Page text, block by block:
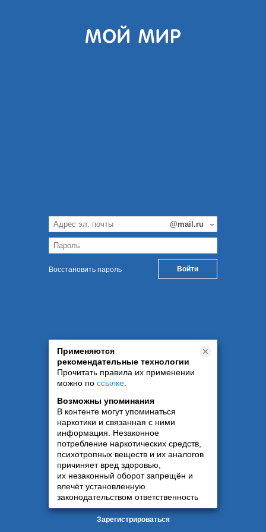
Восстановить пароль
Применяются
рекомендательные технологии
Прочитать правила их применении
можно по ссылке
Возможны упоминания
В контенте могут упоминаться
наркотики и связанная с ними
информация. Незаконное
потребление наркотических средств,
психотропных веществ и их аналогов
причиняет вред здоровью,
их незаконный оборот запрещён и
влечёт установленную
законодательством ответственность
Зарегистрироваться